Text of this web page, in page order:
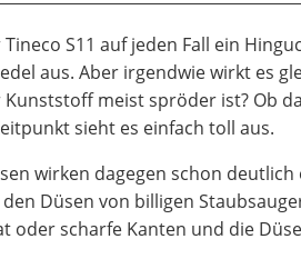
S11 auf jeden Fall ein
aus. Aber irgendwie wirkt es
meist spröder ist? Ob
sieht es einfach toll aus.
wirken dagegen schon
Düsen von billigen
oder scharfe Kanten und die